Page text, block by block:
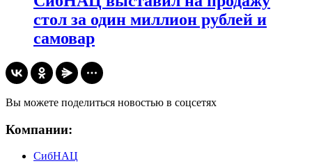
стол за один миллион рублей и
самовар
Вы можете поделиться новостью в соцсетях
Компании:
СибНАЦ